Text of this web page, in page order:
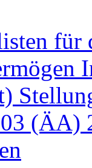
für
(ÄA)